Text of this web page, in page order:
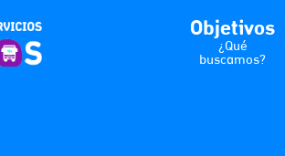
Objetivos
¿Qué
buscamos?